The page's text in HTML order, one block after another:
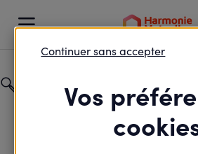
Catégorie
Particuliers
Champ de recherche
Vos
Continuer sans accepter